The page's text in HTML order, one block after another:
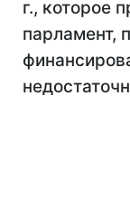
г., которое
парламент,